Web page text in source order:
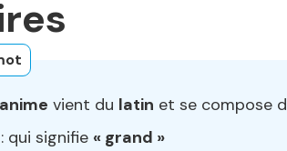
vient du latin et se compose
: qui signifie « grand »